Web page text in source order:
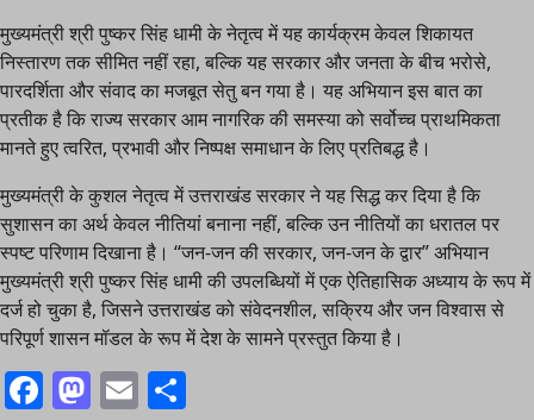
मुख्यमंत्री श्री पुष्कर सिंह धामी के नेतृत्व में यह कार्यक्रम केवल शिकायत
निस्तारण तक सीमित नहीं रहा, बल्कि यह सरकार और जनता के बीच भरोसे,
पारदर्शिता और संवाद का मजबूत सेतु बन गया है। यह अभियान इस बात का
प्रतीक है कि राज्य सरकार आम नागरिक की समस्या को सर्वोच्च प्राथमिकता
मानते हुए त्वरित, प्रभावी और निष्पक्ष समाधान के लिए प्रतिबद्ध है।
मुख्यमंत्री के कुशल नेतृत्व में उत्तराखंड सरकार ने यह सिद्ध कर दिया है कि
सुशासन का अर्थ केवल नीतियां बनाना नहीं, बल्कि उन नीतियों का धरातल पर
स्पष्ट परिणाम दिखाना है। “जन-जन की सरकार, जन-जन के द्वार” अभियान
मुख्यमंत्री श्री पुष्कर सिंह धामी की उपलब्धियों में एक ऐतिहासिक अध्याय के रूप में
दर्ज हो चुका है, जिसने उत्तराखंड को संवेदनशील, सक्रिय और जन विश्वास से
परिपूर्ण शासन मॉडल के रूप में देश के सामने प्रस्तुत किया है।
Facebook
Mastodon
Email